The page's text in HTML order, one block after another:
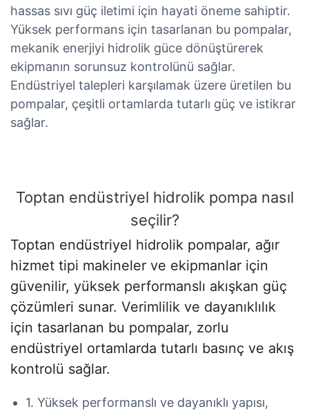
hassas sıvı güç iletimi için hayati öneme sahiptir.
Yüksek performans için tasarlanan bu pompalar,
mekanik enerjiyi hidrolik güce dönüştürerek
ekipmanın sorunsuz kontrolünü sağlar.
Endüstriyel talepleri karşılamak üzere üretilen bu
pompalar, çeşitli ortamlarda tutarlı güç ve istikrar
sağlar.
Toptan endüstriyel hidrolik pompa nasıl
seçilir?
Toptan endüstriyel hidrolik pompalar, ağır
hizmet tipi makineler ve ekipmanlar için
güvenilir, yüksek performanslı akışkan güç
çözümleri sunar. Verimlilik ve dayanıklılık
için tasarlanan bu pompalar, zorlu
endüstriyel ortamlarda tutarlı basınç ve akış
kontrolü sağlar.
1. Yüksek performanslı ve dayanıklı yapısı,